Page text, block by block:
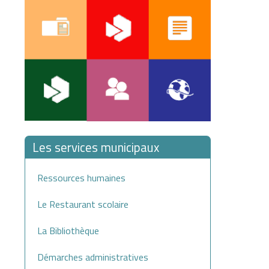
Les services municipaux
Ressources humaines
Le Restaurant scolaire
La Bibliothèque
Démarches administratives